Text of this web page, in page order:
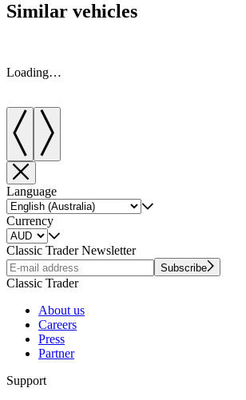
Similar vehicles
Loading…
Language
Currency
Classic Trader Newsletter
Subscribe
Classic Trader
About us
Careers
Press
Partner
Support